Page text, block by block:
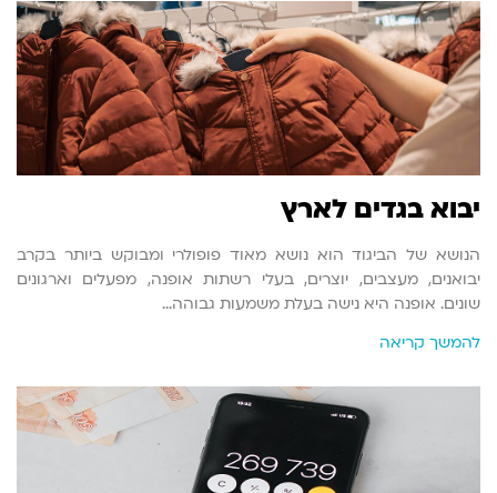
יבוא בגדים לארץ
הנושא של הביגוד הוא נושא מאוד פופולרי ומבוקש ביותר בקרב
יבואנים, מעצבים, יוצרים, בעלי רשתות אופנה, מפעלים וארגונים
שונים. אופנה היא נישה בעלת משמעות גבוהה…
להמשך קריאה